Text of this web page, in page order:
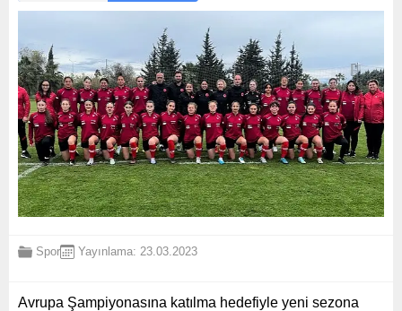
Spor Yayınlama: 23.03.2023
Avrupa Şampiyonasına katılma hedefiyle yeni sezona